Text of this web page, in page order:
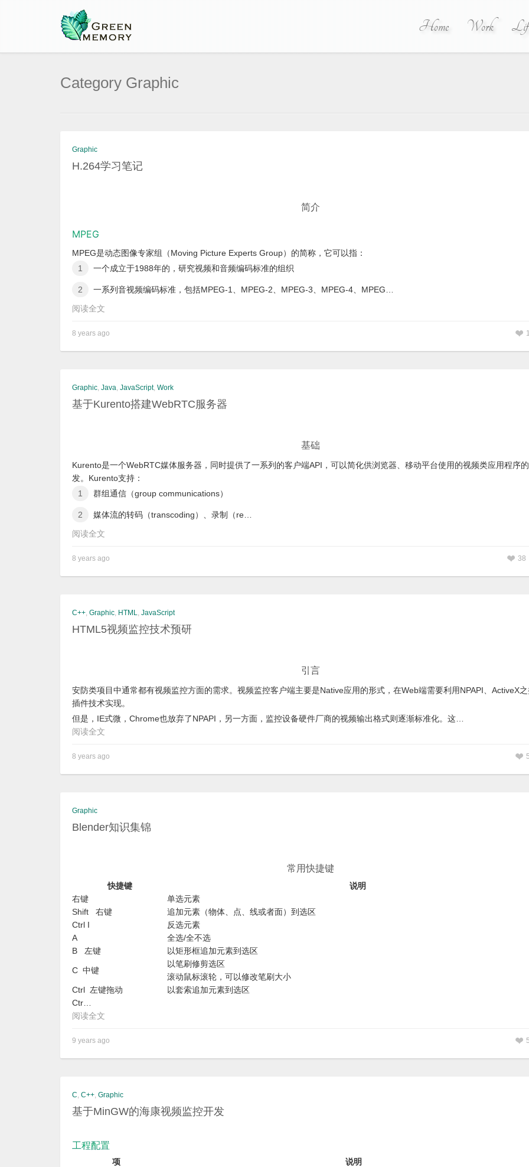
Home Work
Category Graphic
Graphic
H.264学习笔记
简介
MPEG
MPEG是动态图像专家组（Moving Picture Experts Group）的简称，它可以指：
一个成立于1988年的，研究视频和音频编码标准的组织
一系列音视频编码标准，包括MPEG-1、MPEG-2、MPEG-3、MPEG-4、MPEG…
阅读全文
8 years ago
Graphic, Java, JavaScript, Work
基于Kurento搭建WebRTC服务器
基础
Kurento是一个WebRTC媒体服务器，同时提供了一系列的客户端API，可以简化供浏览器、移动平台使用的视频类应用程序
发。Kurento支持：
群组通信（group communications）
媒体流的转码（transcoding）、录制（re…
阅读全文
8 years ago 38
C++, Graphic, HTML, JavaScript
HTML5视频监控技术预研
引言
安防类项目中通常都有视频监控方面的需求。视频监控客户端主要是Native应用的形式，在Web端需要利用NPAPI、ActiveX
插件技术实现。
但是，IE式微，Chrome也放弃了NPAPI，另一方面，监控设备硬件厂商的视频输出格式则逐渐标准化。这…
阅读全文
8 years ago
Graphic
Blender知识集锦
常用快捷键
快捷键
说明
右键
单选元素
Shift 右键
追加元素（物体、点、线或者面）到选区
Ctrl I
反选元素
A
全选/全不选
B 左键
以矩形框追加元素到选区
C 中键
以笔刷修剪选区
滚动鼠标滚轮，可以修改笔刷大小
Ctrl 左键拖动
以套索追加元素到选区
Ctr…
阅读全文
9 years ago
C, C++, Graphic
基于MinGW的海康视频监控开发
工程配置
项
说明